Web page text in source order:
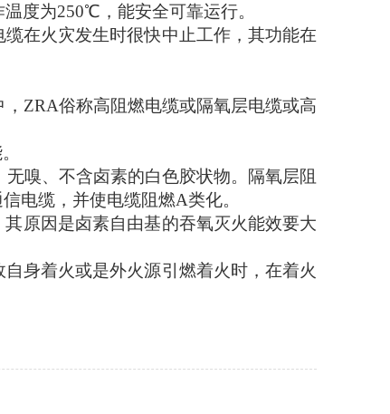
度为250℃，能安全可靠运行。
在火灾发生时很快中止工作，其功能在
，ZRA俗称高阻燃电缆或隔氧层电缆或高
嗅、不含卤素的白色胶状物。隔氧层阻
电缆，并使电缆阻燃A类化。
其原因是卤素自由基的吞氧灭火能效要大
身着火或是外火源引燃着火时，在着火